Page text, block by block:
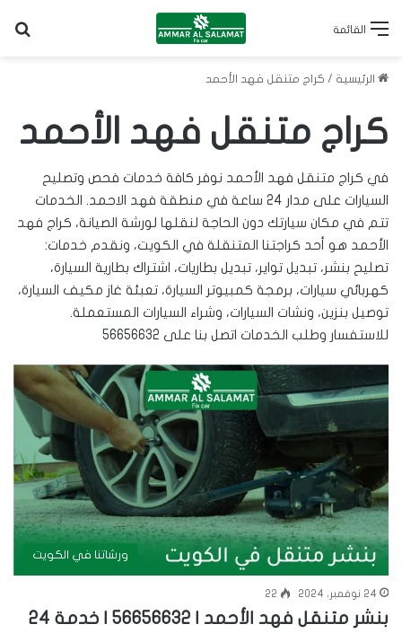
القائمة
الرئيسية / كراج متنقل فهد الأحمد
كراج متنقل فهد الأحمد
في كراج متنقل فهد الأحمد نوفر كافة خدمات فحص وتصليح
السيارات على مدار 24 ساعة في منطقة فهد الاحمد. الخدمات
تتم في مكان سيارتك دون الحاجة لنقلها لورشة الصيانة، كراج فهد
الأحمد هو أحد كراجتنا المتنقلة في الكويت، ونقدم خدمات:
تصليح بنشر، تبديل تواير، تبديل بطاريات، اشتراك بطارية السيارة،
كهربائي سيارات، برمجة كمبيوتر السيارة، تعبئة غاز مكيف السيارة،
توصيل بنزين، ونشات السيارات، وشراء السيارات المستعملة.
للاستفسار وطلب الخدمات اتصل بنا على 56656632
ورشاتنا في الكويت
24 نوفمبر، 2024 22
بنشر متنقل فهد الأحمد | 56656632 | خدمة 24